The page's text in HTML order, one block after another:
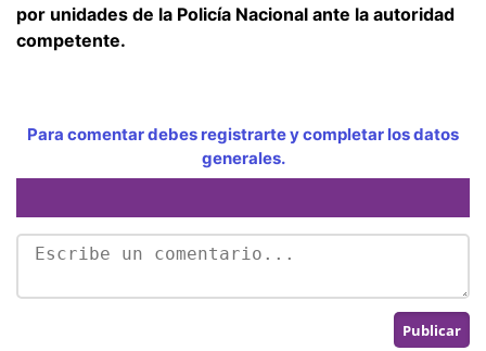
por unidades de la Policía Nacional ante la autoridad
competente.
Para comentar debes registrarte y completar los datos
generales.